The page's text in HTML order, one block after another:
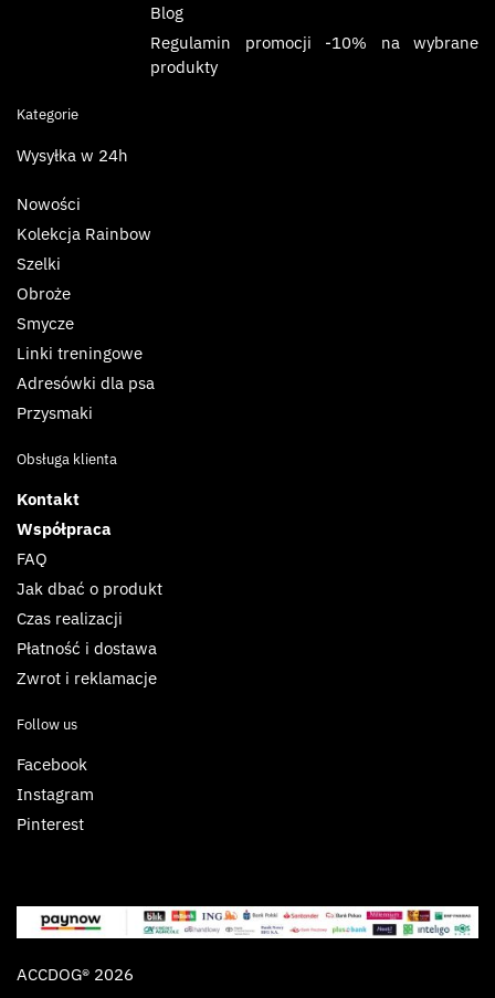
Blog
Regulamin promocji -10% na wybrane
produkty
Kategorie
Wysyłka w 24h
Nowości
Kolekcja Rainbow
Szelki
Obroże
Smycze
Linki treningowe
Adresówki dla psa
Przysmaki
Obsługa klienta
Kontakt
Współpraca
FAQ
Jak dbać o produkt
Czas realizacji
Płatność i dostawa
Zwrot i reklamacje
Follow us
Facebook
Instagram
Pinterest
ACCDOG® 2026